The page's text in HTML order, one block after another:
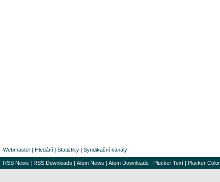
Webmaster | Hledání | Statistiky | Syndikační kanály
RSS News | RSS Downloads | Atom News | Atom Downloads | Plucker Text | Plucker Color